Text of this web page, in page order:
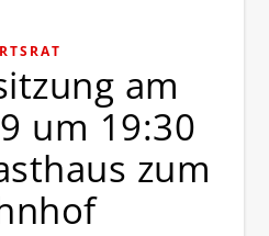
am
um 19:30
zum